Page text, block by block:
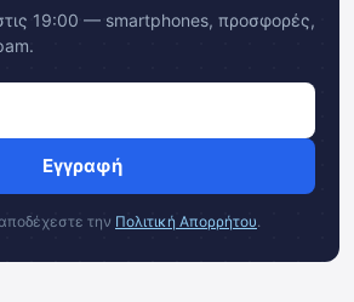
19:00 — smartphones, προσφορές,
Εγγραφή
την Πολιτική Απορρήτου.